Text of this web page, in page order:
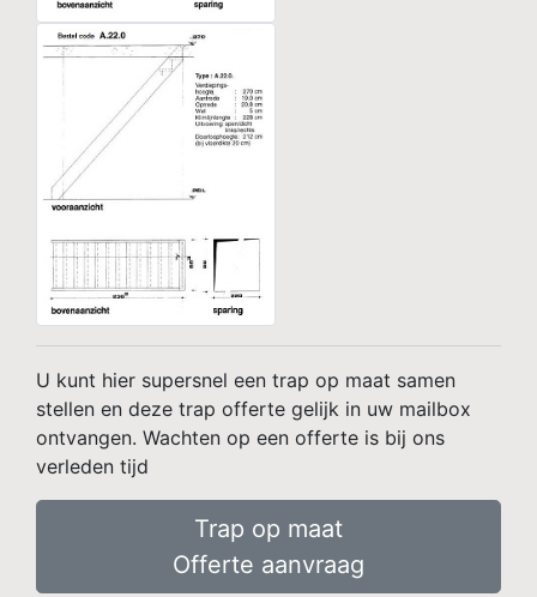
U kunt hier supersnel een trap op maat samen
stellen en deze trap offerte gelijk in uw mailbox
ontvangen. Wachten op een offerte is bij ons
verleden tijd
Trap op maat
Offerte aanvraag